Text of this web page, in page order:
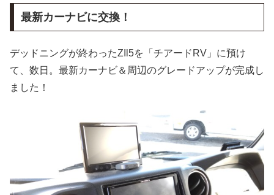
最新カーナビに交換！
デッドニングが終わったZIl5を「チアードRV」に預け
て、数日。最新カーナビ＆周辺のグレードアップが完成し
ました！